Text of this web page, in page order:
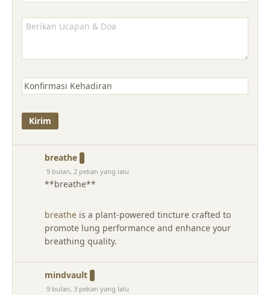
breathe
9 bulan, 2 pekan yang lalu
** breathe**
breathe is a plant-powered tincture crafted to
promote lung performance and enhance your
breathing quality.
mindvault
9 bulan, 3 pekan yang lalu